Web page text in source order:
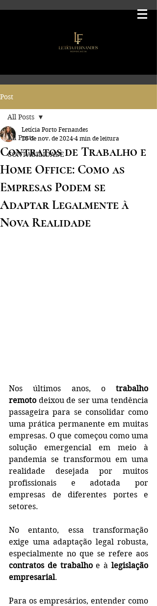
Post
All Posts
CONTABILIDADE
All Posts
Contratos de Trabalho e
Home Office: Como as
Empresas Podem se
Adaptar Legalmente à
Nova Realidade
Letícia Porto Fernandes
28 de nov. de 2024 4 min de leitura
Nos últimos anos, o trabalho
remoto deixou de ser uma tendência
passageira para se consolidar como
uma prática permanente em muitas
empresas. O que começou como uma
solução emergencial em meio à
pandemia se transformou em uma
realidade desejada por muitos
profissionais e adotada por
empresas de diferentes portes e
setores.
No entanto, essa transformação
exige uma adaptação legal robusta,
contratos de trabalho e à legislação
empresarial.
Para os empresários, entender como